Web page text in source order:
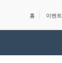
홈 이벤트